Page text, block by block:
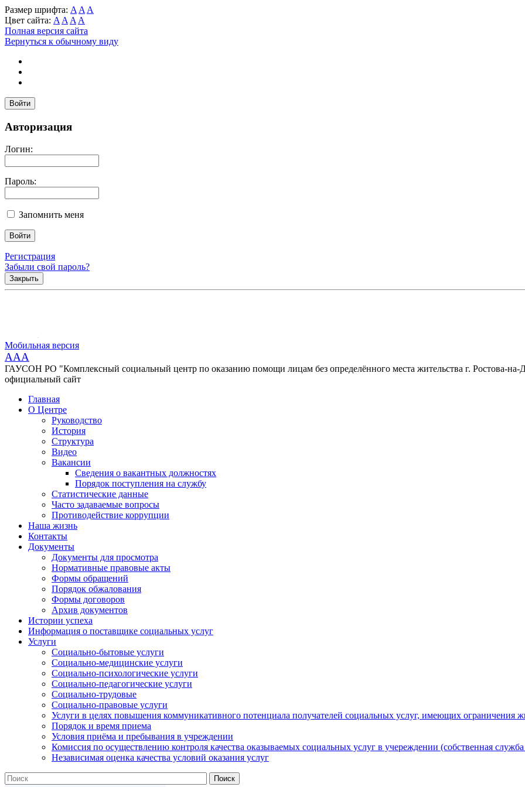
Размер шрифта: A A A
Цвет сайта: A A A A
Полная версия сайта
Вернуться к обычному виду
Войти
Авторизация
Логин:
Пароль:
Запомнить меня
Регистрация
Забыли свой пароль?
Закрыть
Мобильная версия
AAA
ГАУСОН РО "Комплексный социальный центр по оказанию помощи лицам без определённого места жительства г. Ростова-на-
официальный сайт
Главная
О Центре
Руководство
История
Структура
Видео
Вакансии
Сведения о вакантных должностях
Порядок поступления на службу
Статистические данные
Часто задаваемые вопросы
Противодействие коррупции
Наша жизнь
Контакты
Документы
Документы для просмотра
Нормативные правовые акты
Формы обращений
Порядок обжалования
Формы договоров
Архив документов
Истории успеха
Информация о поставщике социальных услуг
Услуги
Социально-бытовые услуги
Социально-медицинские услуги
Социально-психологические услуги
Социально-педагогические услуги
Социально-трудовые
Социально-правовые услуги
Услуги в целях повышения коммуникативного потенциала получателей социальных услуг, имеющих ограничения
Порядок и время приема
Условия приёма и пребывания в учреждении
Комиссия по осуществлению контроля качества оказываемых социальных услуг в учереждении (собственная
Независимая оценка качества условий оказания услуг